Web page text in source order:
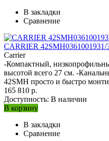
В закладки
Сравнение
CARRIER 42SMH0361001931/
Carrier
-Компактный,
высотой всего 27 см. -
42SMH просто и быстро
165 810 р.
Доступность: В наличии
В корзину
В закладки
Сравнение